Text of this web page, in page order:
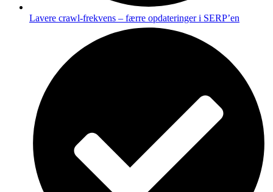
Lavere crawl-frekvens – færre opdateringer i SERP’en